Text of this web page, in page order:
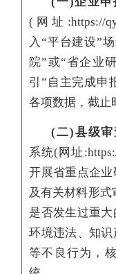
(网址:https://
入“平台建设”
院”或“省企业
引”自主完成申
各项数据，截止
(二)县级审
系统(网址
开展省重点企
及有关材料形式
是否发生过重
环境违法、知
等不良行为，